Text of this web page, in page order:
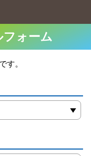
ォーム
す。